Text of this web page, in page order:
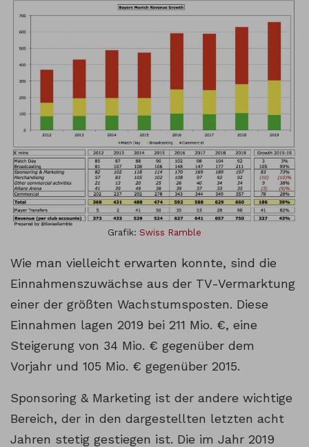
Grafik: Swiss Ramble
Wie man vielleicht erwarten konnte, sind die
Einnahmenszuwächse aus der TV-Vermarktung
einer der größten Wachstumsposten. Diese
Einnahmen lagen 2019 bei 211 Mio. €, eine
Steigerung von 34 Mio. € gegenüber dem
Vorjahr und 105 Mio. € gegenüber 2015.
Sponsoring & Marketing ist der andere wichtige
Bereich, der in den dargestellten letzten acht
Jahren stetig gestiegen ist. Die im Jahr 2019